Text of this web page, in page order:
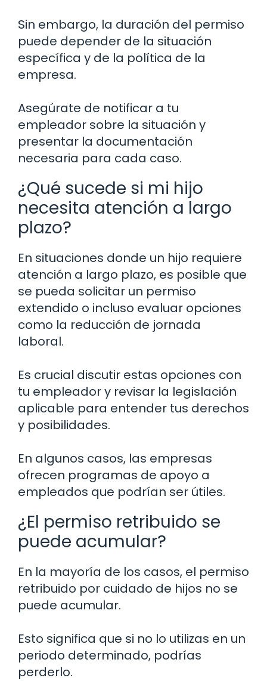
Sin embargo, la duración del permiso
puede depender de la situación
específica y de la política de la
empresa.
Asegúrate de notificar a tu
empleador sobre la situación y
presentar la documentación
necesaria para cada caso.
¿Qué sucede si mi hijo
necesita atención a largo
plazo?
En situaciones donde un hijo requiere
atención a largo plazo, es posible que
se pueda solicitar un permiso
extendido o incluso evaluar opciones
como la reducción de jornada
laboral.
Es crucial discutir estas opciones con
tu empleador y revisar la legislación
aplicable para entender tus derechos
y posibilidades.
En algunos casos, las empresas
ofrecen programas de apoyo a
empleados que podrían ser útiles.
¿El permiso retribuido se
puede acumular?
En la mayoría de los casos, el permiso
retribuido por cuidado de hijos no se
puede acumular.
Esto significa que si no lo utilizas en un
periodo determinado, podrías
perderlo.